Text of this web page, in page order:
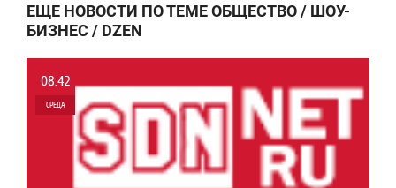
ЕЩЕ НОВОСТИ ПО ТЕМЕ ОБЩЕСТВО / ШОУ-
БИЗНЕС / DZEN
08:42
СРЕДА